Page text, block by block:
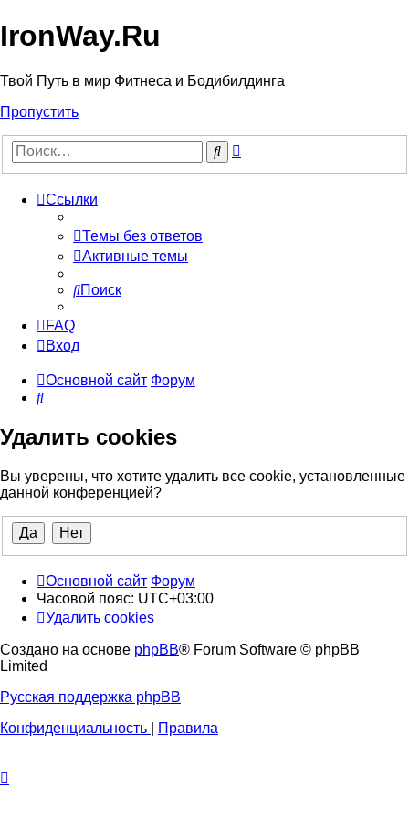
IronWay.Ru
Твой Путь в мир Фитнеса и Бодибилдинга
Пропустить
Поиск
Ссылки
Темы без ответов
Активные темы
Поиск
FAQ
Вход
Основной сайт Форум
Поиск
Удалить cookies
Вы уверены, что хотите удалить все cookie, установленные
данной конференцией?
Основной сайт Форум
Часовой пояс: UTC+03:00
Удалить cookies
Создано на основе phpBB® Forum Software © phpBB
Limited
Русская поддержка phpBB
Конфиденциальность
Правила